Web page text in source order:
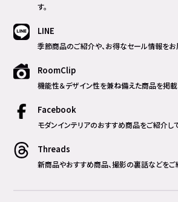
す。
LINE
季節商品のご紹介や、お得なセール情報をお
RoomClip
機能性＆デザイン性を兼ね備えた商品を掲載
Facebook
モダンインテリアのおすすめ商品をご紹介し
Threads
新商品やおすすめ商品、撮影の裏話などをご